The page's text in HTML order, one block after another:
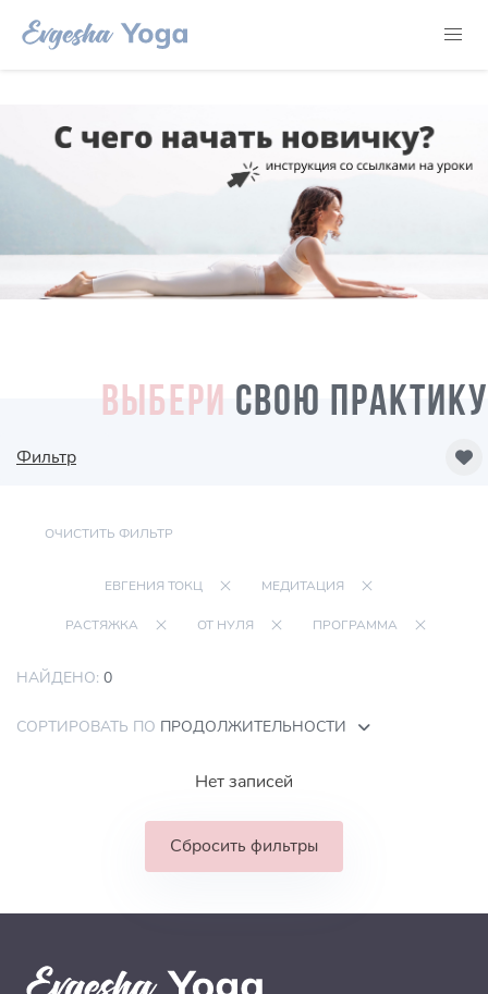
ВЫБЕРИ СВОЮ ПРАКТИКУ
Фильтр
ОЧИСТИТЬ ФИЛЬТР
ЕВГЕНИЯ ТОКЦ МЕДИТАЦИЯ
РАСТЯЖКА ОТ НУЛЯ ПРОГРАММА
НАЙДЕНО: 0
СОРТИРОВАТЬ ПО ПРОДОЛЖИТЕЛЬНОСТИ
Нет записей
Сбросить фильтры